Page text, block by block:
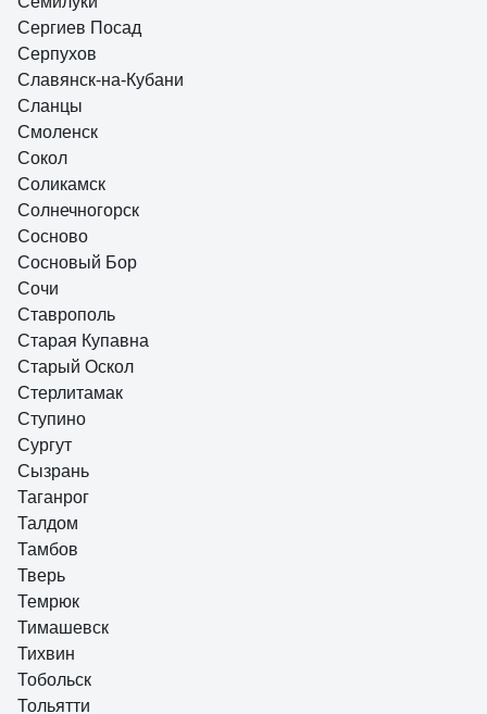
Сергиев Посад
Серпухов
Славянск-на-Кубани
Сланцы
Смоленск
Сокол
Соликамск
Солнечногорск
Сосново
Сосновый Бор
Сочи
Ставрополь
Старая Купавна
Старый Оскол
Стерлитамак
Ступино
Сургут
Сызрань
Таганрог
Талдом
Тамбов
Тверь
Темрюк
Тимашевск
Тихвин
Тобольск
Тольятти